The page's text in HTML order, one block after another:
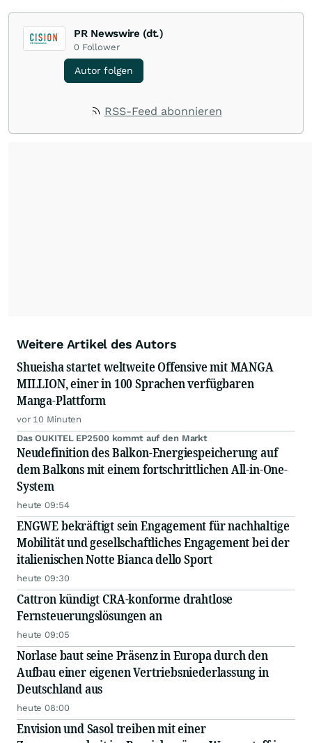
PR Newswire (dt.)
0 Follower
Autor folgen
RSS-Feed abonnieren
Weitere Artikel des Autors
Shueisha startet weltweite Offensive mit MANGA
MILLION, einer in 100 Sprachen verfügbaren
Manga-Plattform
vor 10 Minuten
Das OUKITEL EP2500 kommt auf den Markt
Neudefinition des Balkon-Energiespeicherung auf
dem Balkons mit einem fortschrittlichen All-in-One-
System
heute 09:54
ENGWE bekräftigt sein Engagement für nachhaltige
Mobilität und gesellschaftliches Engagement bei der
italienischen Notte Bianca dello Sport
heute 09:30
Cattron kündigt CRA-konforme drahtlose
Fernsteuerungslösungen an
heute 09:05
Norlase baut seine Präsenz in Europa durch den
Aufbau einer eigenen Vertriebsniederlassung in
Deutschland aus
heute 08:00
Envision und Sasol treiben mit einer